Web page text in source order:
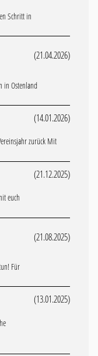
Schritt in
(21.04.2026)
in Ostenland
(14.01.2026)
zurück Mit
(21.12.2025)
euch
(21.08.2025)
Für
(13.01.2025)